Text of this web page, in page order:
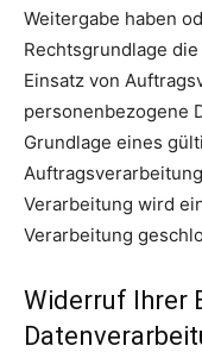
Weitergabe haben
Rechtsgrundlage
Einsatz von
personenbezogene
Grundlage eines
Verarbeitung wird
Verarbeitung
Widerruf Ihrer